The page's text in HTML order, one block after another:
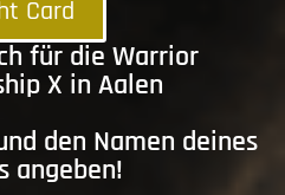
Card
für die Warrior
X in Aalen
den Namen deines
angeben!